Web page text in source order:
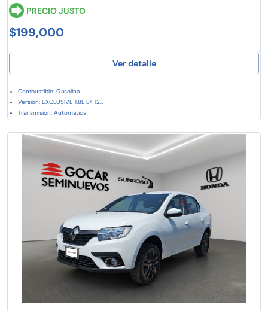
PRECIO JUSTO
$199,000
Ver detalle
Combustible: Gasolina
Versión: EXCLUSIVE 1.8L L4 12...
Transmisión: Automática